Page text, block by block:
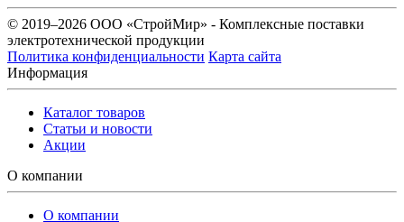
© 2019–2026 ООО «СтройМир» - Комплексные поставки
электротехнической продукции
Политика конфиденциальности Карта сайта
Информация
Каталог товаров
Статьи и новости
Акции
О компании
О компании